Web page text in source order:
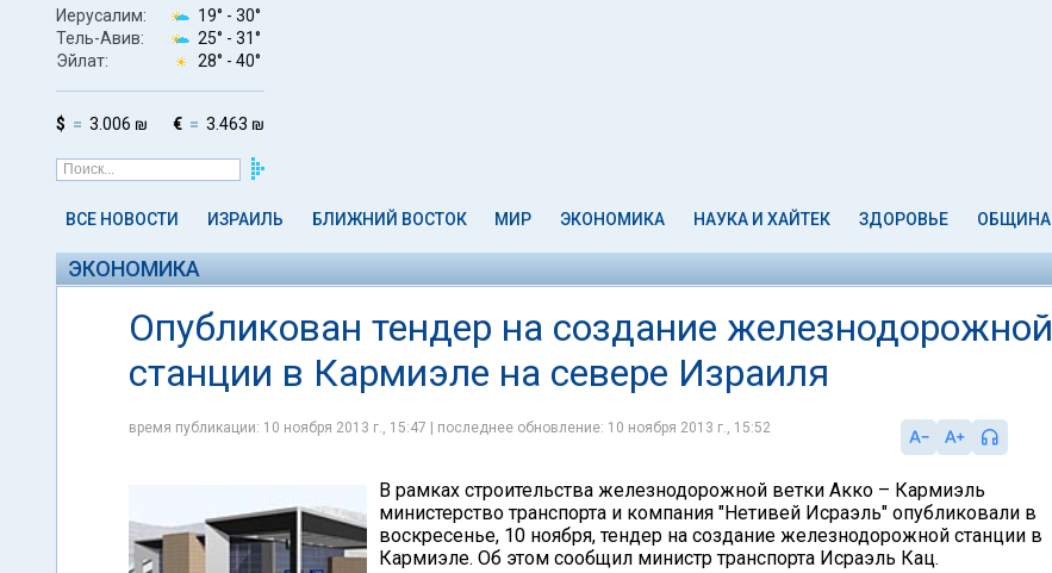
Иерусалим: 19° - 30°
Тель-Авив:
25° - 31°
Эйлат:
28° - 40°
$ 3.006 ₪ € 3.463 ₪
ВСЕ НОВОСТИ ИЗРАИЛЬ БЛИЖНИЙ ВОСТОК МИР ЭКОНОМИКА НАУКА И ХАЙТЕК ЗДОРОВЬЕ ОБЩИНА
ЭКОНОМИКА
Опубликован тендер на создание железнодорожной
станции в Кармиэле на севере Израиля
время публикации: 10 ноября 2013 г., 15:47 | последнее обновление: 10 ноября 2013 г., 15:52
В рамках строительства железнодорожной ветки Акко – Кармиэль
министерство транспорта и компания "Нетивей Исраэль" опубликовали в
воскресенье, 10 ноября, тендер на создание железнодорожной станции в
Кармиэле. Об этом сообщил министр транспорта Исраэль Кац.